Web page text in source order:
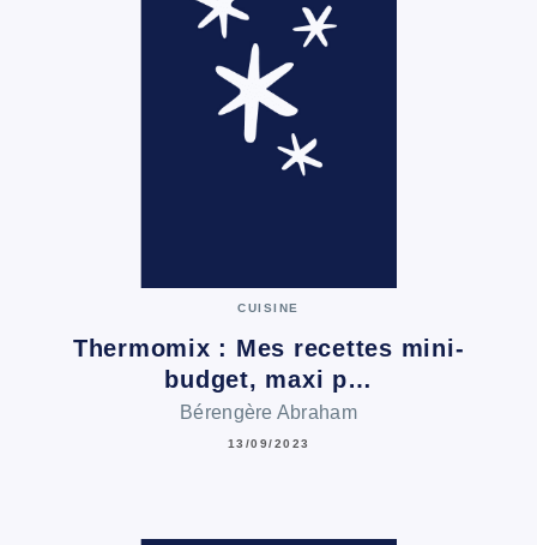
CUISINE
Thermomix : Mes recettes mini-
budget, maxi p…
Bérengère Abraham
13/09/2023